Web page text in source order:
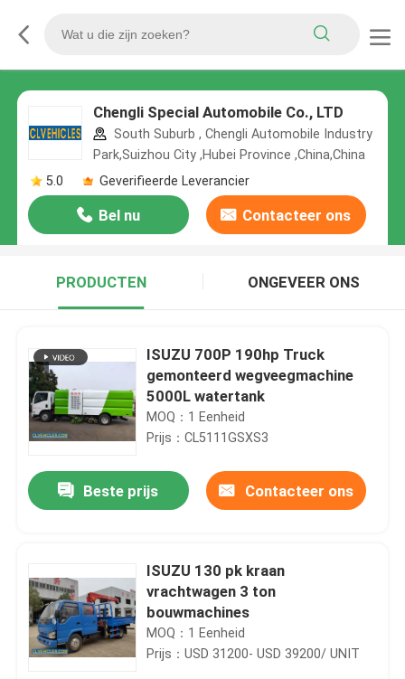
Chengli Special Automobile Co., LTD
South Suburb , Chengli Automobile Industry
Park,Suizhou City ,Hubei Province ,China,China
5.0
Geverifieerde Leverancier
Bel nu Contacteer ons
PRODUCTEN ONGEVEER ONS
ISUZU 700P 190hp Truck
gemonteerd wegveegmachine
5000L watertank
MOQ：1 Eenheid
Prijs：CL5111GSXS3
Beste prijs Contacteer ons
ISUZU 130 pk kraan
vrachtwagen 3 ton
bouwmachines
MOQ：1 Eenheid
Prijs：USD 31200- USD 39200/ UNIT